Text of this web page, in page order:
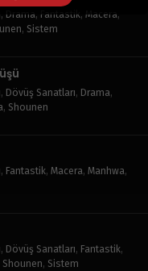
, Drama, Fantastik, Macera,
, Sistem
, Dövüş Sanatları, Drama,
, Shounen
, Fantastik, Macera, Manhwa,
, Dövüş Sanatları, Fantastik,
Shounen, Sistem